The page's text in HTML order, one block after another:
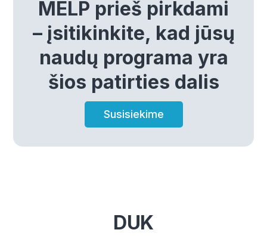
MELP prieš pirkdami
– įsitikinkite, kad jūsų
naudų programa yra
šios patirties dalis
Susisiekime
DUK